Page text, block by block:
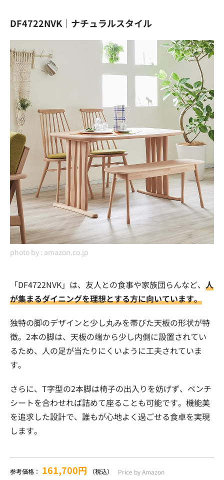
DF4722NVK｜ナチュラルスタイル
photo by : amazon.co.jp
「DF4722NVK」は、友人との食事や家族団らんなど、 人
が集まるダイニングを理想とする方に向いています。
独特の脚のデザインと少し丸みを帯びた天板の形状が特
徴。2本の脚は、天板の端から少し内側に設置されてい
るため、人の足が当たりにくいように工夫されていま
す。
さらに、T字型の2本脚は椅子の出入りを妨げず、ベンチ
シートを合わせれば詰めて座ることも可能です。機能美
を追求した設計で、誰もが心地よく過ごせる食卓を実現
します。
参考価格： 161,700円 （税込） Price by Amazon